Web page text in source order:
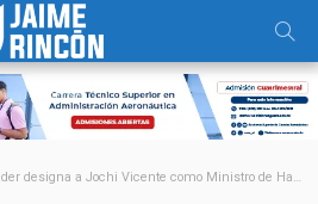
designa a Jochi Vicente como Ministro de Hacienda aquí su curriculum